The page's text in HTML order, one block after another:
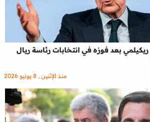
بعد فوزه في انتخابات رئاسة ريال
منذ الإثنين , 8 يونيو 2026